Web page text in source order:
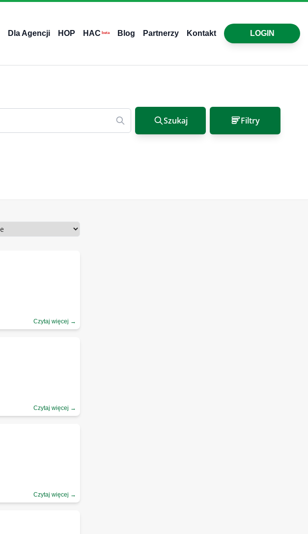
Dla Agencji HOP HAC beta Blog Partnerzy Kontakt LOGIN
Szukaj Filtry
Czytaj więcej →
Czytaj więcej →
Czytaj więcej →